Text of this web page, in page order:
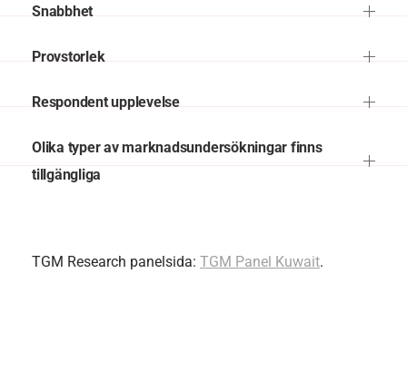
Snabbhet
Provstorlek
Respondent upplevelse
Olika typer av marknadsundersökningar finns
tillgängliga
TGM Research panelsida: TGM Panel Kuwait.